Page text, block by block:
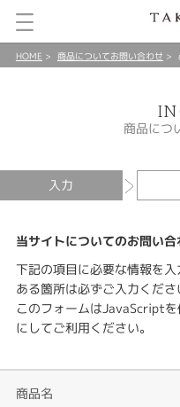
HOME 商品についてお問い合わせ
商品につ
入力
当サイトについてのお問い
下記の項目に必要な情報を
ある箇所は必ずご入力くださ
このフォームはJavaScript
にしてご利用ください。
商品名